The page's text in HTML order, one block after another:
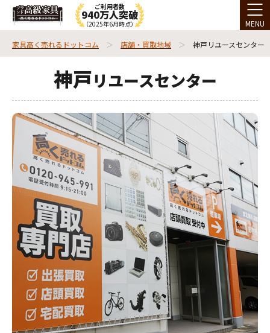
ご利用者数
940万人突破
（2025年6月時点） MENU
家具高く売れるドットコム 店舗・買取地域 神戸リユースセンター
神戸リユースセンター